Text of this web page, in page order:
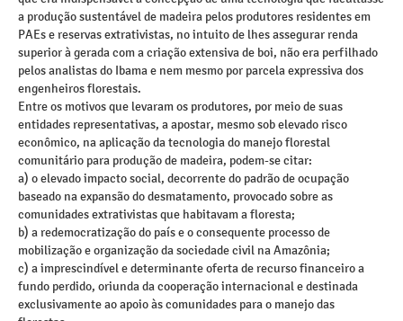
a produção sustentável de madeira pelos produtores residentes em
PAEs e reservas extrativistas, no intuito de lhes assegurar renda
superior à gerada com a criação extensiva de boi, não era perfilhado
pelos analistas do Ibama e nem mesmo por parcela expressiva dos
engenheiros florestais.
Entre os motivos que levaram os produtores, por meio de suas
entidades representativas, a apostar, mesmo sob elevado risco
econômico, na aplicação da tecnologia do manejo florestal
comunitário para produção de madeira, podem-se citar:
a) o elevado impacto social, decorrente do padrão de ocupação
baseado na expansão do desmatamento, provocado sobre as
comunidades extrativistas que habitavam a floresta;
b) a redemocratização do país e o consequente processo de
mobilização e organização da sociedade civil na Amazônia;
c) a imprescindível e determinante oferta de recurso financeiro a
fundo perdido, oriunda da cooperação internacional e destinada
exclusivamente ao apoio às comunidades para o manejo das